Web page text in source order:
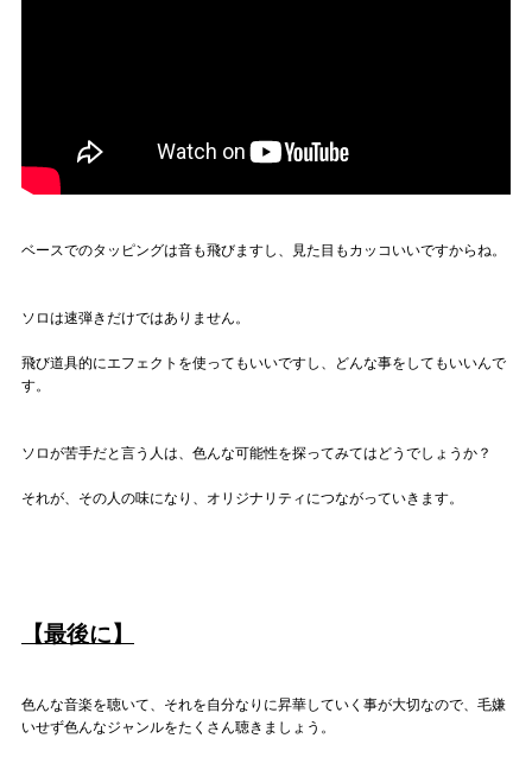
ベースでのタッピングは音も飛びますし、見た目もカッコいいですからね。
ソロは速弾きだけではありません。
飛び道具的にエフェクトを使ってもいいですし、どんな事をしてもいいんで
す。
ソロが苦手だと言う人は、色んな可能性を探ってみてはどうでしょうか？
それが、その人の味になり、オリジナリティにつながっていきます。
【最後に】
色んな音楽を聴いて、それを自分なりに昇華していく事が大切なので、毛嫌
いせず色んなジャンルをたくさん聴きましょう。